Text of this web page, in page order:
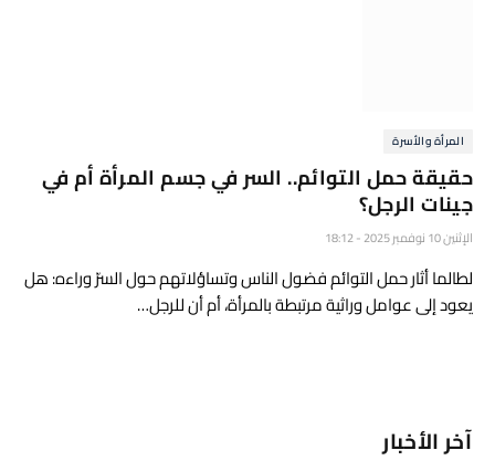
المرأة والأسرة
حقيقة حمل التوائم.. السر في جسم المرأة أم في
جينات الرجل؟
الإثنين 10 نوفمبر 2025 - 18:12
لطالما أثار حمل التوائم فضول الناس وتساؤلاتهم حول السرّ وراءه: هل
يعود إلى عوامل وراثية مرتبطة بالمرأة، أم أن للرجل…
آخر الأخبار